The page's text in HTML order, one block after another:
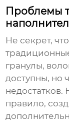
Проблемы
Не секрет,
гранулы,
доступны, но
правило,